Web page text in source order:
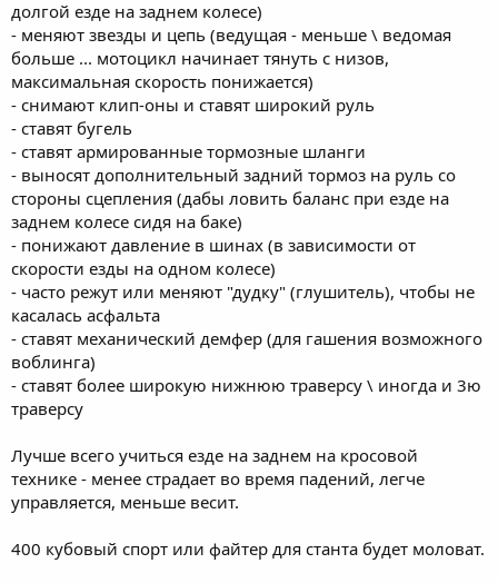
долгой езде на заднем колесе)
- меняют звезды и цепь (ведущая - меньше \ ведомая
больше ... мотоцикл начинает тянуть с низов,
максимальная скорость понижается)
- снимают клип-оны и ставят широкий руль
- ставят бугель
- ставят армированные тормозные шланги
- выносят дополнительный задний тормоз на руль со
стороны сцепления (дабы ловить баланс при езде на
заднем колесе сидя на баке)
- понижают давление в шинах (в зависимости от
скорости езды на одном колесе)
- часто режут или меняют "дудку" (глушитель), чтобы не
касалась асфальта
- ставят механический демфер (для гашения возможного
воблинга)
- ставят более широкую нижнюю траверсу \ иногда и 3ю
траверсу
Лучше всего учиться езде на заднем на кросовой
технике - менее страдает во время падений, легче
управляется, меньше весит.
400 кубовый спорт или файтер для станта будет моловат.